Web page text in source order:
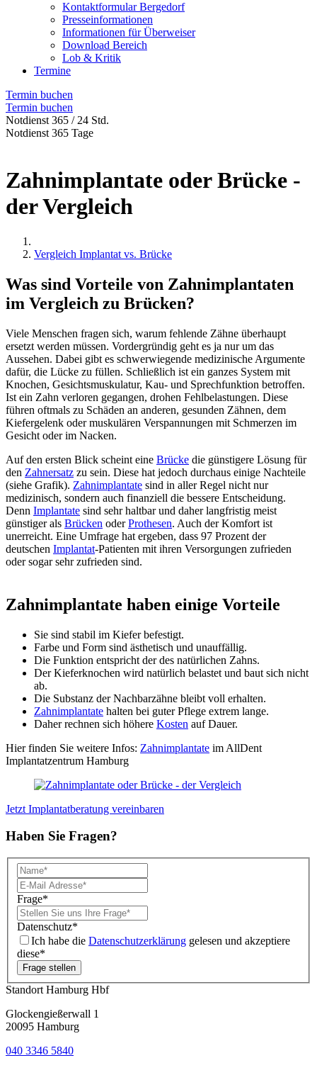
Kontaktformular Bergedorf
Presseinformationen
Informationen für Überweiser
Download Bereich
Lob & Kritik
Termine
Termin buchen
Termin buchen
Notdienst 365 / 24 Std.
Notdienst 365 Tage
Zahnimplantate oder Brücke -
der Vergleich
Vergleich Implantat vs. Brücke
Was sind Vorteile von Zahnimplantaten
im Vergleich zu Brücken?
Viele Menschen fragen sich, warum fehlende Zähne überhaupt
ersetzt werden müssen. Vordergründig geht es ja nur um das
Aussehen. Dabei gibt es schwerwiegende medizinische Argumente
dafür, die Lücke zu füllen. Schließlich ist ein ganzes System mit
Knochen, Gesichtsmuskulatur, Kau- und Sprechfunktion betroffen.
Ist ein Zahn verloren gegangen, drohen Fehlbelastungen. Diese
führen oftmals zu Schäden an anderen, gesunden Zähnen, dem
Kiefergelenk oder muskulären Verspannungen mit Schmerzen im
Gesicht oder im Nacken.
Auf den ersten Blick scheint eine Brücke die günstigere Lösung für
den Zahnersatz zu sein. Diese hat jedoch durchaus einige Nachteile
(siehe Grafik). Zahnimplantate sind in aller Regel nicht nur
medizinisch, sondern auch finanziell die bessere Entscheidung.
Denn Implantate sind sehr haltbar und daher langfristig meist
günstiger als Brücken oderProthesen. Auch der Komfort ist
unerreicht. Eine Umfrage hat ergeben, dass 97 Prozent der
deutschen Implantat-Patienten mit ihren Versorgungen zufrieden
oder sogar sehr zufrieden sind.
Zahnimplantate haben einige Vorteile
Sie sind stabil im Kiefer befestigt.
Farbe und Form sind ästhetisch und unauffällig.
Die Funktion entspricht der des natürlichen Zahns.
Der Kieferknochen wird natürlich belastet und baut sich nicht
ab.
Die Substanz der Nachbarzähne bleibt voll erhalten.
Zahnimplantate halten bei guter Pflege extrem lange.
Daher rechnen sich höhere Kosten auf Dauer.
Hier finden Sie weitere Infos: Zahnimplantate im AllDent
Implantatzentrum Hamburg
Jetzt Implantatberatung vereinbaren
Haben Sie Fragen?
Frage*
Datenschutz*
Ich habe die Datenschutzerklärung gelesen und akzeptiere
diese*
Frage stellen
Standort Hamburg Hbf
Glockengießerwall 1
20095 Hamburg
040 3346 5840